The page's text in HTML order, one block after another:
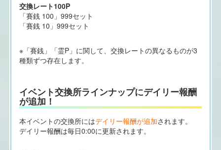
交換レート100P
「賽銭 100」999セット
「賽銭 10」999セット
※「賽銭」「霊P」に関して、交換レートの異なるものが3
種類ずつ存在します。
イベント交換所ラインナップにデイリー報酬
が追加！
本イベントの交換所にはデイリー報酬が追加されます。
デイリー報酬は毎日0:00に更新されます。